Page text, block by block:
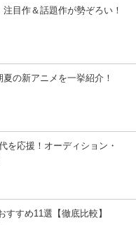
目作＆話題作が勢ぞろい！
夏の新アニメを一挙紹介！
を応援！オーディション・
すめ11選【徹底比較】